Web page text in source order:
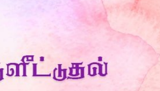
superior to Jesus? When